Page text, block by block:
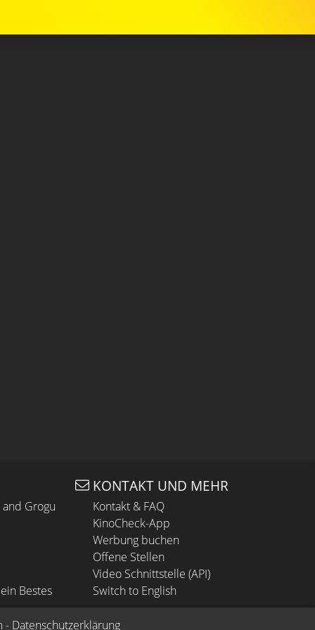
Grogu
Bestes
KONTAKT UND MEHR
Kontakt & FAQ
KinoCheck-App
Werbung buchen
Offene Stellen
Video Schnittstelle (API)
Switch to English
- Datenschutzerklärung